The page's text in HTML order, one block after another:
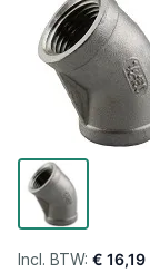
€ 16,19